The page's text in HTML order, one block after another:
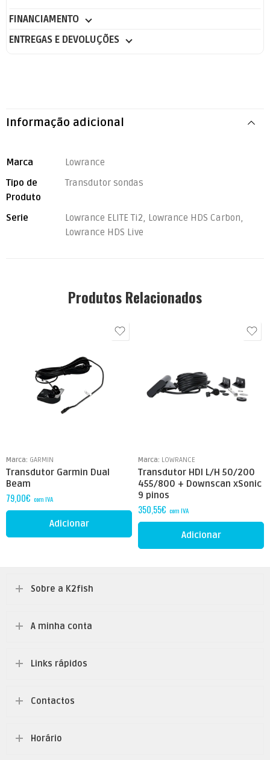
FINANCIAMENTO
ENTREGAS E DEVOLUÇÕES
Informação adicional
Marca
Lowrance
Tipo de
Produto
Transdutor sondas
Serie
Lowrance ELITE Ti2, Lowrance HDS Carbon,
Lowrance HDS Live
Produtos Relacionados
Marca: GARMIN
Transdutor Garmin Dual
Beam
79,00€ com IVA
Adicionar
Marca: LOWRANCE
Transdutor HDI L/H 50/200
455/800 + Downscan xSonic
9 pinos
350,55€ com IVA
Adicionar
Sobre a K2fish
A minha conta
Links rápidos
Contactos
Horário